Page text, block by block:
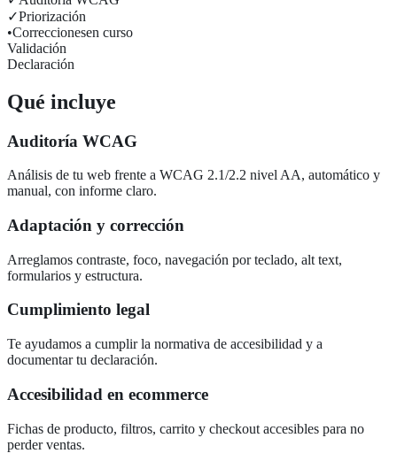
✓Priorización
•Correccionesen curso
Validación
Declaración
Qué incluye
Auditoría WCAG
Análisis de tu web frente a WCAG 2.1/2.2 nivel AA, automático y
manual, con informe claro.
Adaptación y corrección
Arreglamos contraste, foco, navegación por teclado, alt text,
formularios y estructura.
Cumplimiento legal
Te ayudamos a cumplir la normativa de accesibilidad y a
documentar tu declaración.
Accesibilidad en ecommerce
Fichas de producto, filtros, carrito y checkout accesibles para no
perder ventas.